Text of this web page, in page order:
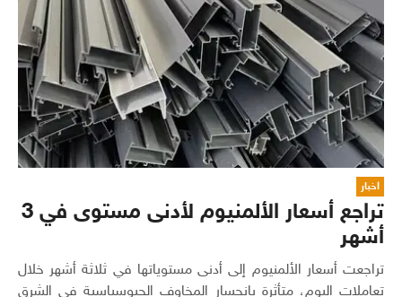
اخبار
تراجع أسعار الألمنيوم لأدنى مستوى في 3
أشهر
تراجعت أسعار الألمنيوم إلى أدنى مستوياتها في ثلاثة أشهر خلال
تعاملات اليوم، متأثرة بانحسار المخاوف الجيوسياسية في الشرق